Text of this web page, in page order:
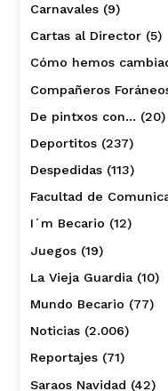
Carnavales(9)
Cartas al Director(5)
Cómo hemos
Compañeros
De pintxos con… (20)
Deportitos(237)
Despedidas(113)
Facultad de
I´m Becario (12)
Juegos(19)
La Vieja Guardia(10)
Mundo Becario (77)
Noticias(2.006)
Reportajes(71)
Saraos Navidad (42)